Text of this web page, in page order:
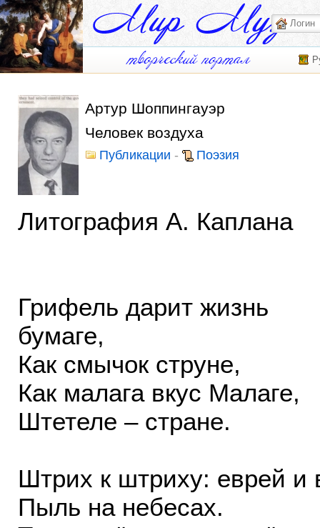
Артур Шоппингауэр
Человек воздуха
Публикации - Поэзия
Литография А. Каплана
Грифель дарит жизнь
бумаге,
Как смычок струне,
Как малага вкус Малаге,
Штетеле – стране.
Штрих к штриху: еврей и
Пыль на небесах.